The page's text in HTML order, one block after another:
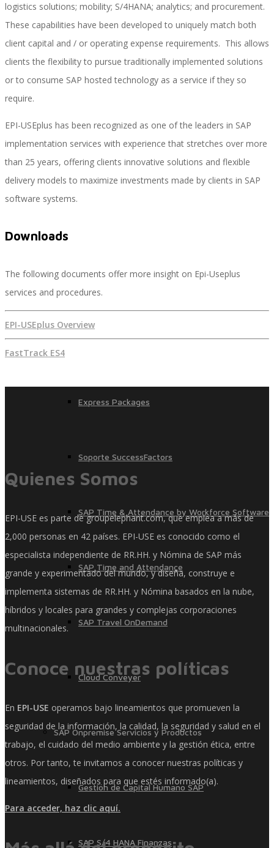
Recruiting and Onboarding
SAP JAM
Firma Electrónica con DocuSign
Express Packages
Soporte SuccessFactors
SAP Time & Attendance by Workforce Software
SAP Time and Attendance
SAP Travel OnDemand
Cloud Conveyer
SAP Onpremise Servicios y Productos
Gestión de Capital Humano SAP
SAP S/4 HANA Finanzas
logistics solutions; mobility; S/4HANA; analytics; and procurement.
These capabilities have been developed to uniquely match both
client capital and / or operating expense requirements. This allows
clients the flexibility to pursue traditionally implemented solutions
or to consume SAP hosted technology as a service if they so
require.
EPI-USEplus has been recognized as one of the leaders in SAP
implementation services with experience that stretches over more
than 25 years, offering clients innovative solutions and flexible
delivery models to maximize investments made by clients in SAP
software systems.
Downloads
The following documents offer more insight on Epi-Useplus
services and procedures.
EPI-USEplus Overview
FastTrack ES4
Quienes Somos
EPI-USE es parte de groupelephant.com, que emplea a más de
2,000 personas en 42 países. EPI-USE es conocido como el
especialista independiente de RR.HH. y Nómina de SAP más
grande y experimentado del mundo, y diseña, construye e
implementa sistemas de RR.HH. y Nómina basados ​​en la nube,
híbridos y locales para grandes y complejas corporaciones
multinacionales.
Conoce nuestras políticas
En EPI-USE operamos bajo lineamientos que promueven la
seguridad de la información, la calidad, la seguridad y salud en el
trabajo, el cuidado del medio ambiente y la gestión ética, entre
otros. Por tanto, te invitamos a conocer nuestras políticas y
lineamientos, diseñados para que estés informado(a).
Para acceder, haz clic aquí.